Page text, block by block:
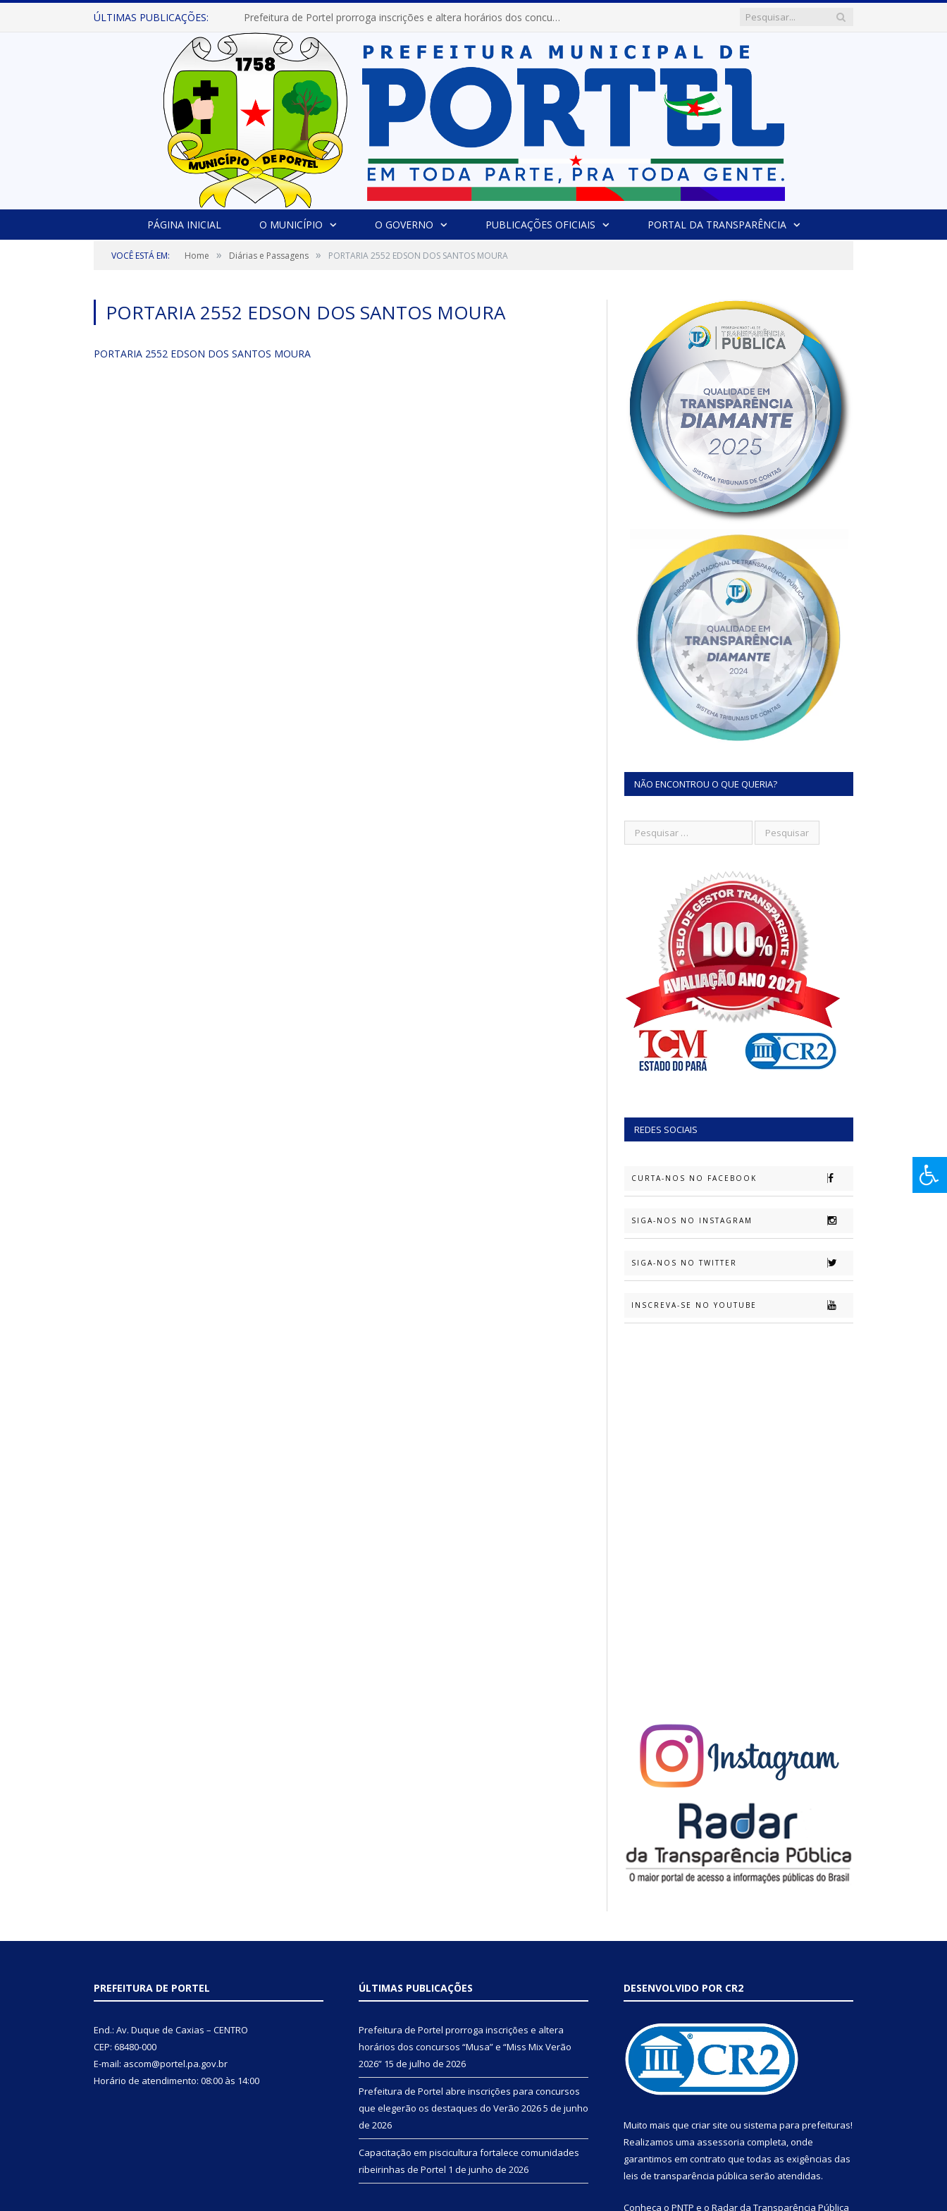
ÚLTIMAS PUBLICAÇÕES: Prefeitura de Portel prorroga inscrições e altera horários dos concursos “Musa” e “Miss Mix Verão 2026”
PÁGINA INICIAL O MUNICÍPIO O GOVERNO PUBLICAÇÕES OFICIAIS PORTAL DA TRANSPARÊNCIA
VOCÊ ESTÁ EM: Home » Diárias e Passagens » PORTARIA 2552 EDSON DOS SANTOS MOURA
PORTARIA 2552 EDSON DOS SANTOS MOURA
PORTARIA 2552 EDSON DOS SANTOS MOURA
NÃO ENCONTROU O QUE QUERIA?
REDES SOCIAIS
CURTA-NOS NO FACEBOOK
SIGA-NOS NO INSTAGRAM
SIGA-NOS NO TWITTER
INSCREVA-SE NO YOUTUBE
PREFEITURA DE PORTEL
End.: Av. Duque de Caxias – CENTRO
CEP: 68480-000
E-mail: ascom@portel.pa.gov.br
Horário de atendimento: 08:00 às 14:00
ÚLTIMAS PUBLICAÇÕES
Prefeitura de Portel prorroga inscrições e altera
horários dos concursos “Musa” e “Miss Mix Verão
2026” 15 de julho de 2026
Prefeitura de Portel abre inscrições para concursos
que elegerão os destaques do Verão 20265 de junho
de 2026
Capacitação em piscicultura fortalece comunidades
ribeirinhas de Portel 1 de junho de 2026
DESENVOLVIDO POR CR2
Muito mais que criar site ou sistema para prefeituras!
Realizamos uma assessoria completa, onde
garantimos em contrato que todas as exigências das
leis de transparência pública serão atendidas.
Conheça o PNTP e o Radar da Transparência Pública